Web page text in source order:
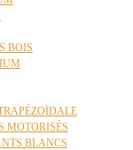
BOIS
MOTORISÉS
BLANCS